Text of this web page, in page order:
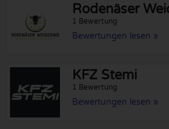
Rodenäser
1 Bewertung
Bewertungen lesen »
KFZ Stemi
1 Bewertung
Bewertungen lesen »